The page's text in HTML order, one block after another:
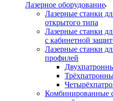
Лазерное оборудование
Лазерные станки
открытого типа
Лазерные станки
с кабинетной
Лазерные станки
профилей
Комбинированные